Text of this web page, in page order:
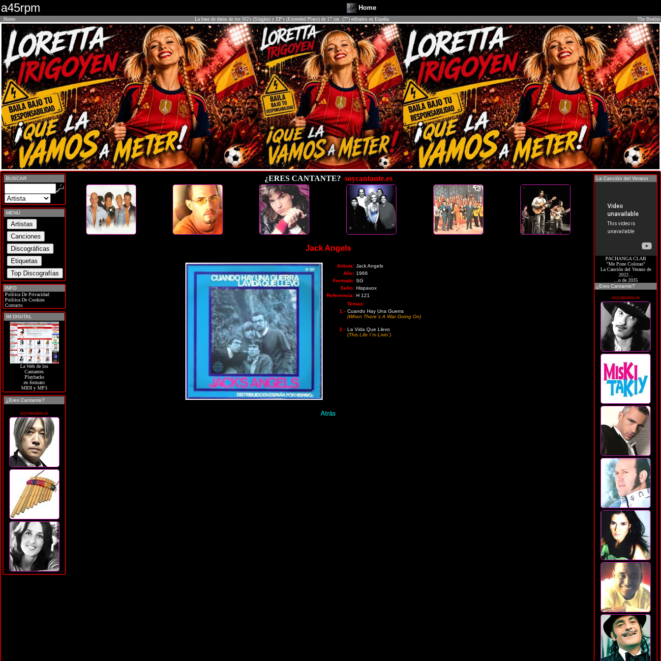
a45rpm Home
Home La base de datos de los SG's (Singles) y EP's (Extended Plays) de 17 cm. (7") editados en España. The Beatles
BUSCAR
MENÚ
INFO
Política De Privacidad
Política De Cookies
Contacto
IM DIGITAL
La Web de los
Cantantes
Playbacks
en formato
MIDI y MP3
¿Eres Cantante?
soycantante.es
¿ERES CANTANTE? soycantante.es
Jack Angels
Artista: Jack Angels
Año: 1966
Formato: SG
Sello: Hispavox
Referencia: H 121
Temas:
1.- Cuando Hay Una Guerra
(When There´s A War Going On)
2.- La Vida Que Llevo
(This Life I´m Livin´)
Atrás
La Canción del Verano
PACHANGA CLAB
"Me Pone Colorao"
La Canción del Verano de
2022...
...o de 2035
¿Eres Cantante?
soycantante.es